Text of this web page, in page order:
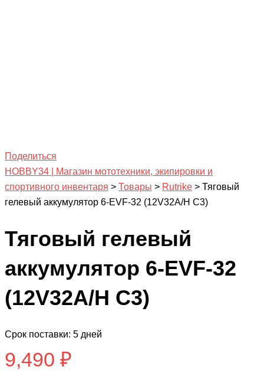
Поделиться
HOBBY34 | Магазин мототехники, экипировки и
спортивного инвентаря > Товары > Rutrike > Тяговый
гелевый аккумулятор 6-EVF-32 (12V32A/H C3)
Тяговый гелевый
аккумулятор 6-EVF-32
(12V32A/H C3)
Срок поставки: 5 дней
9,490 ₽